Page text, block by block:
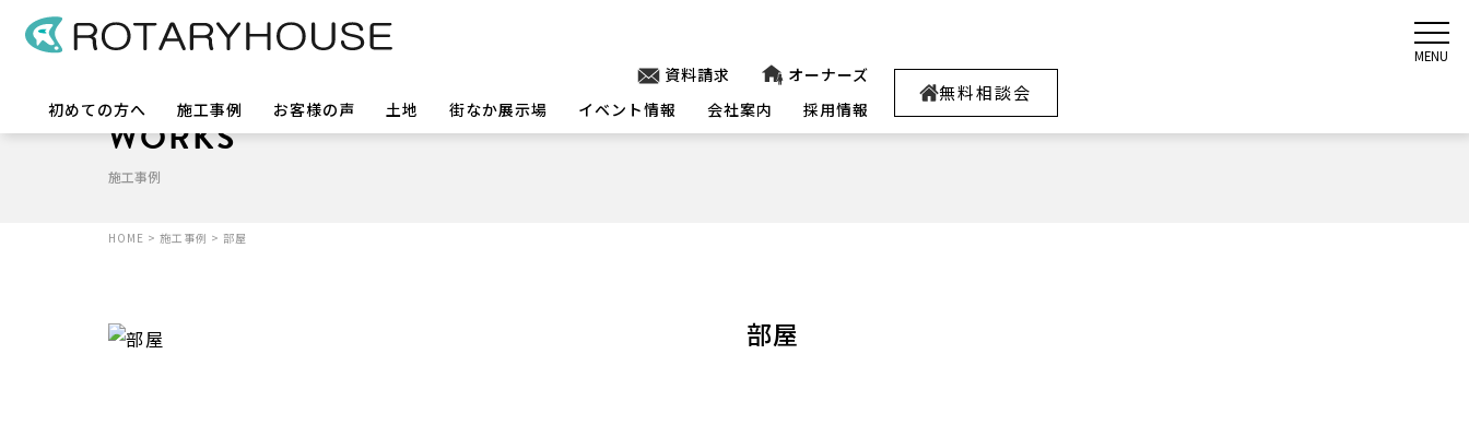
資料請求
オーナーズ
初めての方へ
施工事例 お客様の声 土地 街なか展示場 イベント情報 会社案内 採用情報
無料相談会
MENU
WORKS
施工事例
HOME > 施工事例 > 部屋
部屋